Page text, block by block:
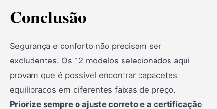
Conclusão
Segurança e conforto não precisam ser
excludentes. Os 12 modelos selecionados aqui
provam que é possível encontrar capacetes
equilibrados em diferentes faixas de preço.
Priorize sempre o ajuste correto e a certificação